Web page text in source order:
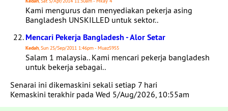
Kami mengurus dan menyediakan pekerja asing
Bangladesh UNSKILLED untuk sektor..
Mencari Pekerja Bangladesh - Alor Setar
Kedah, Sun 25/Sep/2011 1:46pm - Muaz5955
Salam 1 malaysia.. Kami mencari pekerja bangladesh
untuk bekerja sebagai..
Senarai ini dikemaskini sekali setiap 7 hari
Kemaskini terakhir pada Wed 5/Aug/2026, 10:55am